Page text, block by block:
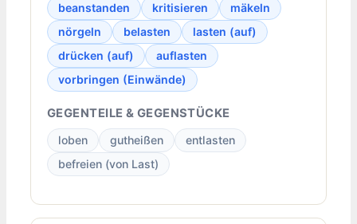
beanstanden
kritisieren
mäkeln
nörgeln
belasten
lasten (auf)
drücken (auf)
auflasten
vorbringen (Einwände)
GEGENTEILE & GEGENSTÜCKE
loben gutheißen
entlasten
befreien (von Last)